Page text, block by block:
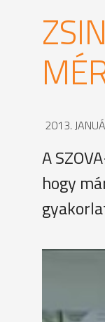
2013.
A
hogy
Egy
2:0-ra.